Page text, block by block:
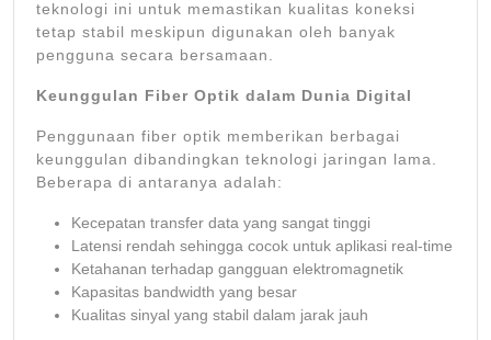
teknologi ini untuk memastikan kualitas koneksi
tetap stabil meskipun digunakan oleh banyak
pengguna secara bersamaan.
Keunggulan Fiber Optik dalam Dunia Digital
Penggunaan fiber optik memberikan berbagai
keunggulan dibandingkan teknologi jaringan lama.
Beberapa di antaranya adalah:
Kecepatan transfer data yang sangat tinggi
Latensi rendah sehingga cocok untuk aplikasi real-time
Ketahanan terhadap gangguan elektromagnetik
Kapasitas bandwidth yang besar
Kualitas sinyal yang stabil dalam jarak jauh